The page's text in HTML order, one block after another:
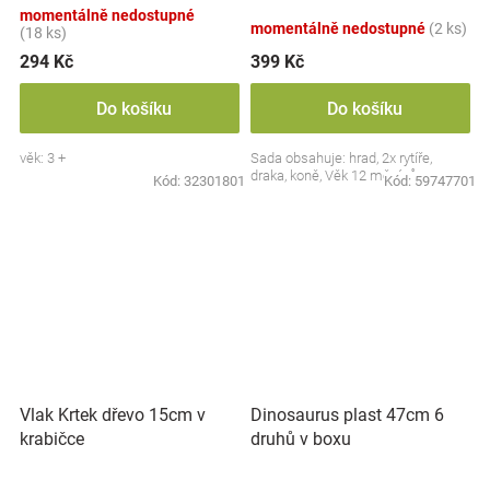
momentálně nedostupné
(18 ks)
294 Kč
Do košíku
věk: 3 +
Kód: 32301801
momentálně nedostupné (2 ks)
399 Kč
Do košíku
Sada obsahuje: hrad, 2x rytíře,
draka, koně, Věk 12 měsíců+
Kód: 59747701
Vlak Krtek dřevo 15cm v
krabičce
Dinosaurus plast 47cm 6
druhů v boxu